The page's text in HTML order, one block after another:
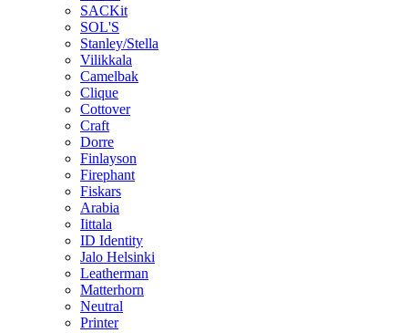
SACKit
SOL'S
Stanley/Stella
Vilikkala
Camelbak
Clique
Cottover
Craft
Dorre
Finlayson
Firephant
Fiskars
Arabia
Iittala
ID Identity
Jalo Helsinki
Leatherman
Matterhorn
Neutral
Printer